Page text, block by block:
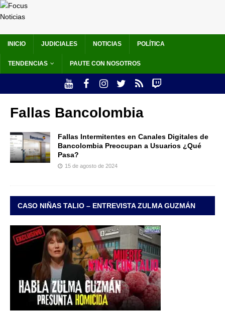
INICIO JUDICIALES NOTICIAS POLÍTICA
TENDENCIAS PAUTE CON NOSOTROS
Fallas Bancolombia
Fallas Intermitentes en Canales Digitales de
Bancolombia Preocupan a Usuarios ¿Qué
Pasa?
15 de agosto de 2024
CASO NIÑAS TALIO – ENTREVISTA ZULMA GUZMÁN